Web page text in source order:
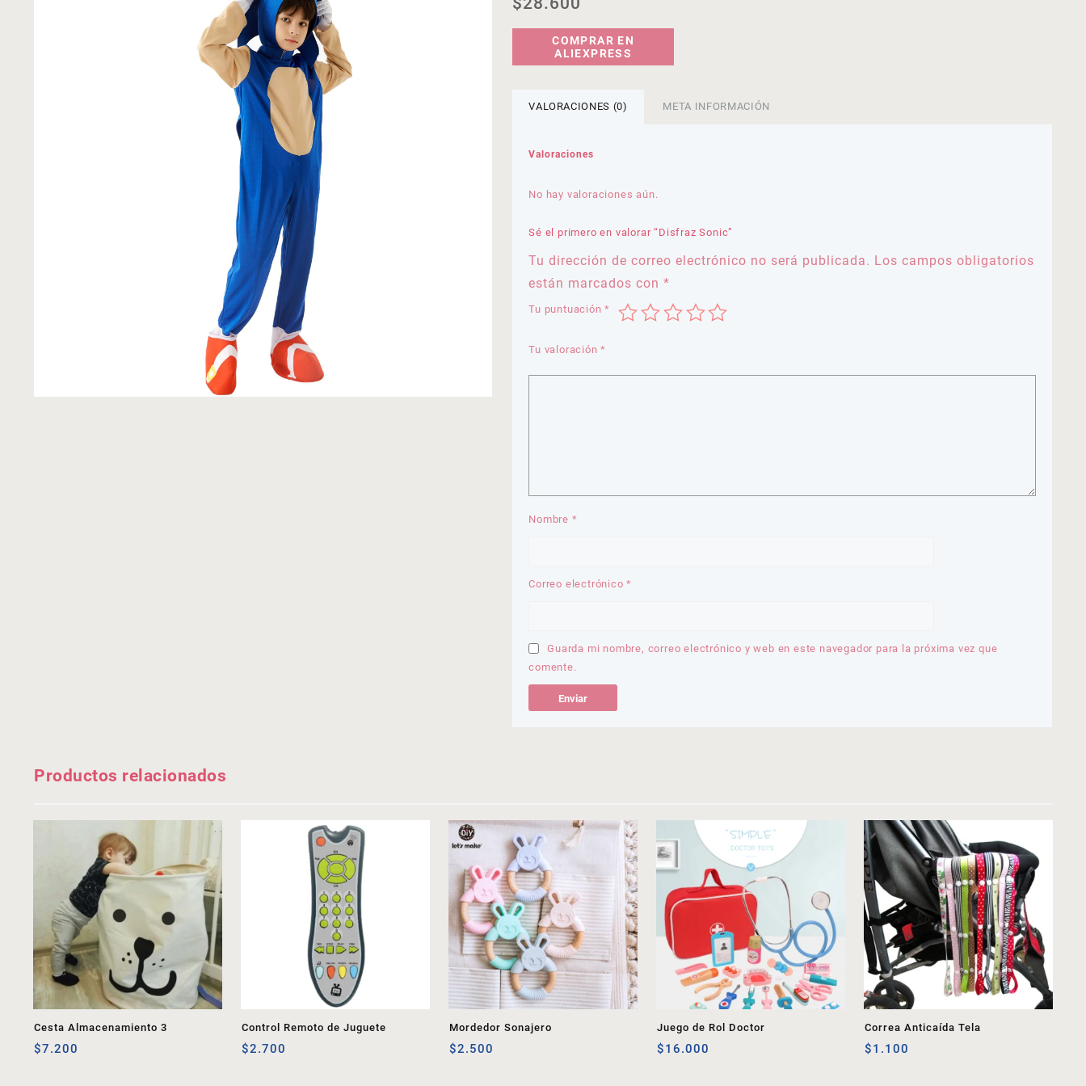
COMPRAR EN
ALIEXPRESS
VALORACIONES (0) META INFORMACIÓN
Valoraciones
No hay valoraciones aún.
Sé el primero en valorar “Disfraz Sonic”
Tu dirección de correo electrónico no será publicada. Los campos obligatorios
están marcados con*
Tu puntuación*
Tu valoración*
Nombre *
Correo electrónico*
Guarda mi nombre, correo electrónico y web en este navegador para la próxima vez que
comente.
Productos relacionados
Cesta Almacenamiento 3
$7.200
Control Remoto de Juguete
$2.700
Mordedor Sonajero
$2.500
Juego de Rol Doctor
$16.000
Correa Anticaída Tela
$1.100